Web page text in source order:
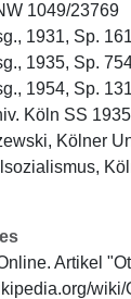
1049/23769
1931, Sp.
1935, Sp.
1954, Sp.
Köln SS 1935
Kölner
Artikel
wiki/